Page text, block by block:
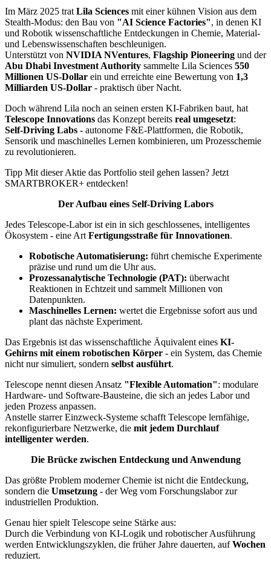
Im März 2025 trat Lila Sciences mit einer kühnen Vision aus dem
Stealth-Modus: den Bau von "AI Science Factories", in denen KI
und Robotik wissenschaftliche Entdeckungen in Chemie, Material-
und Lebenswissenschaften beschleunigen.
Unterstützt von NVIDIA NVentures, Flagship Pioneering und der
Abu Dhabi Investment Authority sammelte Lila Sciences 550
Millionen US-Dollar ein und erreichte eine Bewertung von 1,3
Milliarden US-Dollar - praktisch über Nacht.
Doch während Lila noch an seinen ersten KI-Fabriken baut, hat
Telescope Innovations das Konzept bereits real umgesetzt:
Self-Driving Labs - autonome F&E-Plattformen, die Robotik,
Sensorik und maschinelles Lernen kombinieren, um Prozesschemie
zu revolutionieren.
Tipp Mit dieser Aktie das Portfolio steil gehen lassen? Jetzt
SMARTBROKER+ entdecken!
Der Aufbau eines Self-Driving Labors
Jedes Telescope-Labor ist ein in sich geschlossenes, intelligentes
Ökosystem - eine Art Fertigungsstraße für Innovationen.
Robotische Automatisierung: führt chemische Experimente
präzise und rund um die Uhr aus.
Prozessanalytische Technologie (PAT): überwacht
Reaktionen in Echtzeit und sammelt Millionen von
Datenpunkten.
Maschinelles Lernen: wertet die Ergebnisse sofort aus und
plant das nächste Experiment.
Das Ergebnis ist das wissenschaftliche Äquivalent eines KI-
Gehirns mit einem robotischen Körper - ein System, das Chemie
nicht nur simuliert, sondern selbst ausführt.
Telescope nennt diesen Ansatz "Flexible Automation": modulare
Hardware- und Software-Bausteine, die sich an jedes Labor und
jeden Prozess anpassen.
Anstelle starrer Einzweck-Systeme schafft Telescope lernfähige,
rekonfigurierbare Netzwerke, die mit jedem Durchlauf
intelligenter werden.
Die Brücke zwischen Entdeckung und Anwendung
Das größte Problem moderner Chemie ist nicht die Entdeckung,
sondern die Umsetzung - der Weg vom Forschungslabor zur
industriellen Produktion.
Genau hier spielt Telescope seine Stärke aus:
Durch die Verbindung von KI-Logik und robotischer Ausführung
werden Entwicklungszyklen, die früher Jahre dauerten, aufWochen
reduziert.